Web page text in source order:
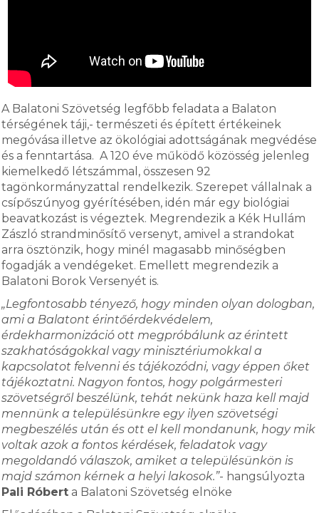
A Balatoni Szövetség legfőbb feladata a Balaton
térségének táji,- természeti és épített értékeinek
megóvása illetve az ökológiai adottságának megvédése
és a fenntartása. A 120 éve működő közösség jelenleg
kiemelkedő létszámmal, összesen 92
tagönkormányzattal rendelkezik. Szerepet vállalnak a
csípőszúnyog gyérítésében, idén már egy biológiai
beavatkozást is végeztek. Megrendezik a Kék Hullám
Zászló strandminősítő versenyt, amivel a strandokat
arra ösztönzik, hogy minél magasabb minőségben
fogadják a vendégeket. Emellett megrendezik a
Balatoni Borok Versenyét is.
„Legfontosabb tényező, hogy minden olyan dologban,
ami a Balatont érintőérdekvédelem,
érdekharmonizáció ott megpróbálunk az érintett
szakhatóságokkal vagy minisztériumokkal a
kapcsolatot felvenni és tájékozódni, vagy éppen őket
tájékoztatni. Nagyon fontos, hogy polgármesteri
szövetségről beszélünk, tehát nekünk haza kell majd
mennünk a településünkre egy ilyen szövetségi
megbeszélés után és ott el kell mondanunk, hogy mik
voltak azok a fontos kérdések, feladatok vagy
megoldandó válaszok, amiket a településünkön is
majd számon kérnek a helyi lakosok.”- hangsúlyozta
Pali Róbert a Balatoni Szövetség elnöke